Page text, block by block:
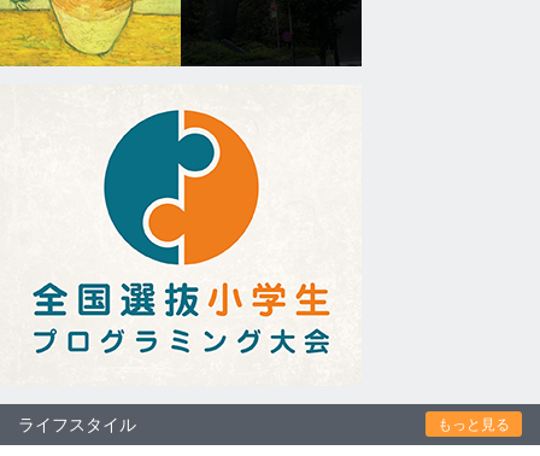
ライフスタイル もっと見る